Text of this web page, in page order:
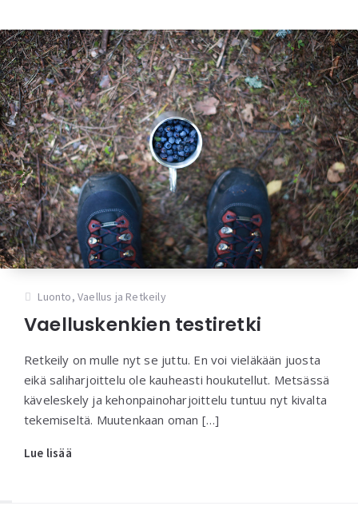
Luonto,Vaellus ja Retkeily
Vaelluskenkien testiretki
Retkeily on mulle nyt se juttu. En voi vieläkään juosta
eikä saliharjoittelu ole kauheasti houkutellut. Metsässä
käveleskely ja kehonpainoharjoittelu tuntuu nyt kivalta
tekemiseltä. Muutenkaan oman […]
Lue lisää